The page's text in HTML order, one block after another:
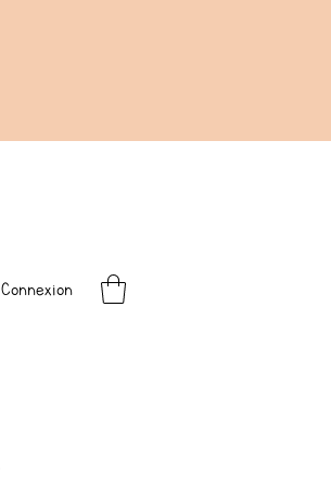
Connexion